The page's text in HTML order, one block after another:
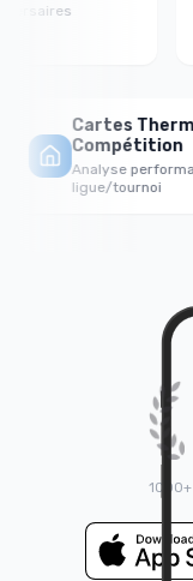
Cartes
Compétition
Analyse
ligue/tournoi
1000+